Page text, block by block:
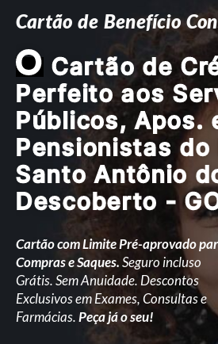
Cartão de Benefício
O Cartão de
Perfeito aos
Públicos, Apos.
Pensionistas do
Santo Antônio
Descoberto -
Cartão com Limite Pré-aprovado
Compras e Saques.Seguro incluso
Grátis. Sem Anuidade. Descontos
Exclusivos em Exames, Consultas e
Farmácias.Peça já o seu!